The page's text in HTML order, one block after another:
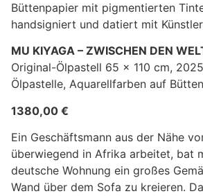
Büttenpapier mit pigmentierten
handsigniert und datiert mit
MU KIYAGA – ZWISCHEN DEN
Original-Ölpastell 65 x 110 cm,
Ölpastelle, Aquarellfarben auf
1380,00 €
Ein Geschäftsmann aus der Nähe
überwiegend in Afrika arbeitet, bat
deutsche Wohnung ein großes
Wand über dem Sofa zu kreieren.